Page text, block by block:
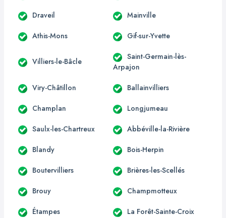
Draveil Mainville
Athis-Mons Gif-sur-Yvette
Villiers-le-Bâcle
Saint-Germain-lès-
Arpajon
Viry-Châtillon Ballainvilliers
Champlan Longjumeau
Saulx-les-Chartreux Abbéville-la-Rivière
Blandy Bois-Herpin
Boutervilliers Brières-les-Scellés
Brouy Champmotteux
Étampes La Forêt-Sainte-Croix